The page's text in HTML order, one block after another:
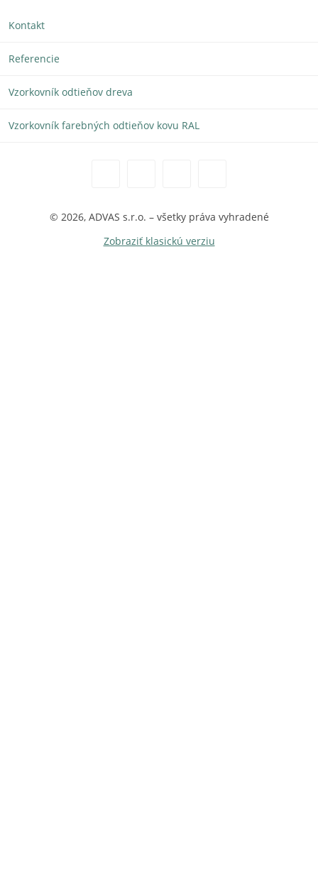
Kontakt
Referencie
Vzorkovník odtieňov dreva
Vzorkovník farebných odtieňov kovu RAL
© 2026, ADVAS s.r.o. – všetky práva vyhradené
Zobraziť klasickú verziu